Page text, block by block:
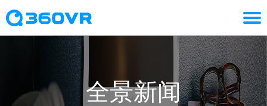
全景新闻